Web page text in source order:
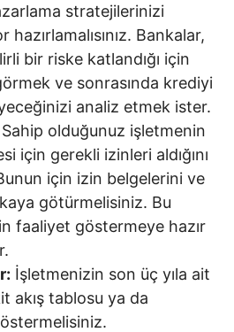
stratejilerinizi
Bankalar,
bir riske katlandığı için
ve sonrasında krediyi
analiz etmek ister.
Sahip olduğunuz işletmenin
için gerekli izinleri aldığını
için izin belgelerini ve
götürmelisiniz. Bu
faaliyet göstermeye hazır
İşletmenizin son üç yıla ait
akış tablosu ya da